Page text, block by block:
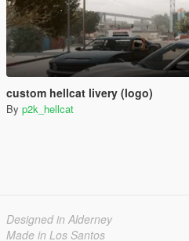
custom hellcat livery (logo)
By p2k_hellcat
Designed in Alderney
Made in Los Santos